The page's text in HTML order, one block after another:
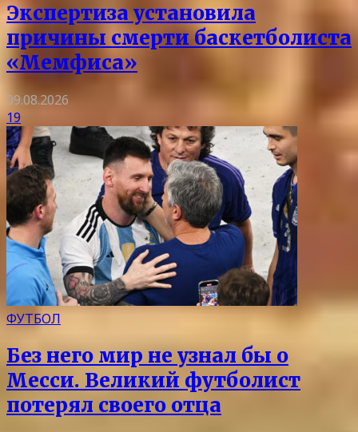
Экспертиза установила
причины смерти баскетболиста
«Мемфиса»
09.08.2026
19
ФУТБОЛ
Без него мир не узнал бы о
Месси. Великий футболист
потерял своего отца